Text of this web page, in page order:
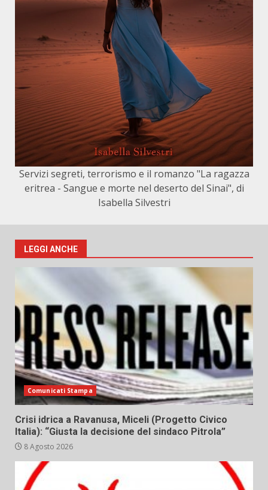
Servizi segreti, terrorismo e il romanzo "La ragazza
eritrea - Sangue e morte nel deserto del Sinai", di
Isabella Silvestri
LEGGI ANCHE
Comunicati Stampa
Crisi idrica a Ravanusa, Miceli (Progetto Civico
Italia): “Giusta la decisione del sindaco Pitrola”
8 Agosto 2026